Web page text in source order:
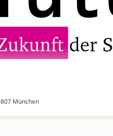
München